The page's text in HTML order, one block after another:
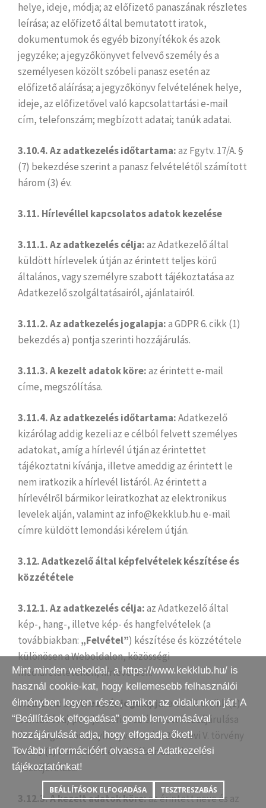
helye, ideje, módja; az előfizető panaszának részletes
leírása; az előfizető által bemutatott iratok,
dokumentumok és egyéb bizonyítékok és azok
jegyzéke; a jegyzőkönyvet felvevő személy és a
személyesen közölt szóbeli panasz esetén az
előfizető aláírása; a jegyzőkönyv felvételének helye,
ideje, az előfizetővel való kapcsolattartási e-mail
cím, telefonszám; megbízott adatai; tanúk adatai.
3.10.4. Az adatkezelés időtartama:az Fgytv. 17/A. §
(7) bekezdése szerint a panasz felvételétől számított
három (3) év.
3.11. Hírlevéllel kapcsolatos adatok kezelése
3.11.1. Az adatkezelés célja:az Adatkezelő által
küldött hírlevelek útján az érintett teljes körű
általános, vagy személyre szabott tájékoztatása az
Adatkezelő szolgáltatásairól, ajánlatairól.
3.11.2. Az adatkezelés jogalapja:a GDPR 6. cikk (1)
bekezdés a) pontja szerinti hozzájárulás.
3.11.3. A kezelt adatok köre:az érintett e-mail
címe, megszólítása.
3.11.4. Az adatkezelés időtartama:Adatkezelő
kizárólag addig kezeli az e célból felvett személyes
adatokat, amíg a hírlevél útján az érintettet
tájékoztatni kívánja, illetve ameddig az érintett le
nem iratkozik a hírlevél listáról. Az érintett a
hírlevélről bármikor leiratkozhat az elektronikus
levelek alján, valamint az info@kekklub.hu e-mail
címre küldött lemondási kérelem útján.
3.12. Adatkezelő által képfelvételek készítése és
közzététele
3.12.1. Az adatkezelés célja:az Adatkezelő által
kép-, hang-, illetve kép- és hangfelvételek (a
továbbiakban: „Felvétel”) készítése és közzététele
különösen a Weboldalon, közösségi
médiafelületeken, hírlevélben.
3.12.2. Az adatkezelés jogalapja:a GDPR 6. cikk (1)
bekezdés a) pontja szerint az érintett hozzájárulása
és a Polgári Törvénykönyvről szóló 2013. évi V. törvény
2:48. § (1) bekezdése értelmében az érintett
hozzájárulása.
3.12.3. A kezelt adatok köre:az érintett neve és az
Mint minden weboldal, a https://www.kekklub.hu/ is
használ cookie-kat, hogy kellemesebb felhasználói
élményben legyen része, amikor az oldalunkon jár! A
“Beállítások elfogadása” gomb lenyomásával
hozzájárulását adja, hogy elfogadja őket!
További információért olvassa elAdatkezelési
tájékoztatónkat!
BEÁLLÍTÁSOK ELFOGADÁSA TESZTRESZABÁS